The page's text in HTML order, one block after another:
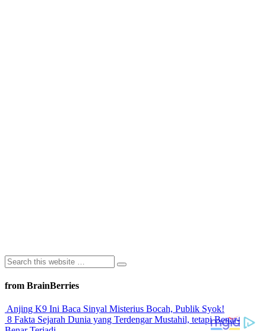
from BrainBerries
Anjing K9 Ini Baca Sinyal Misterius Bocah, Publik Syok!
8 Fakta Sejarah Dunia yang Terdengar Mustahil, tetapi Benar-